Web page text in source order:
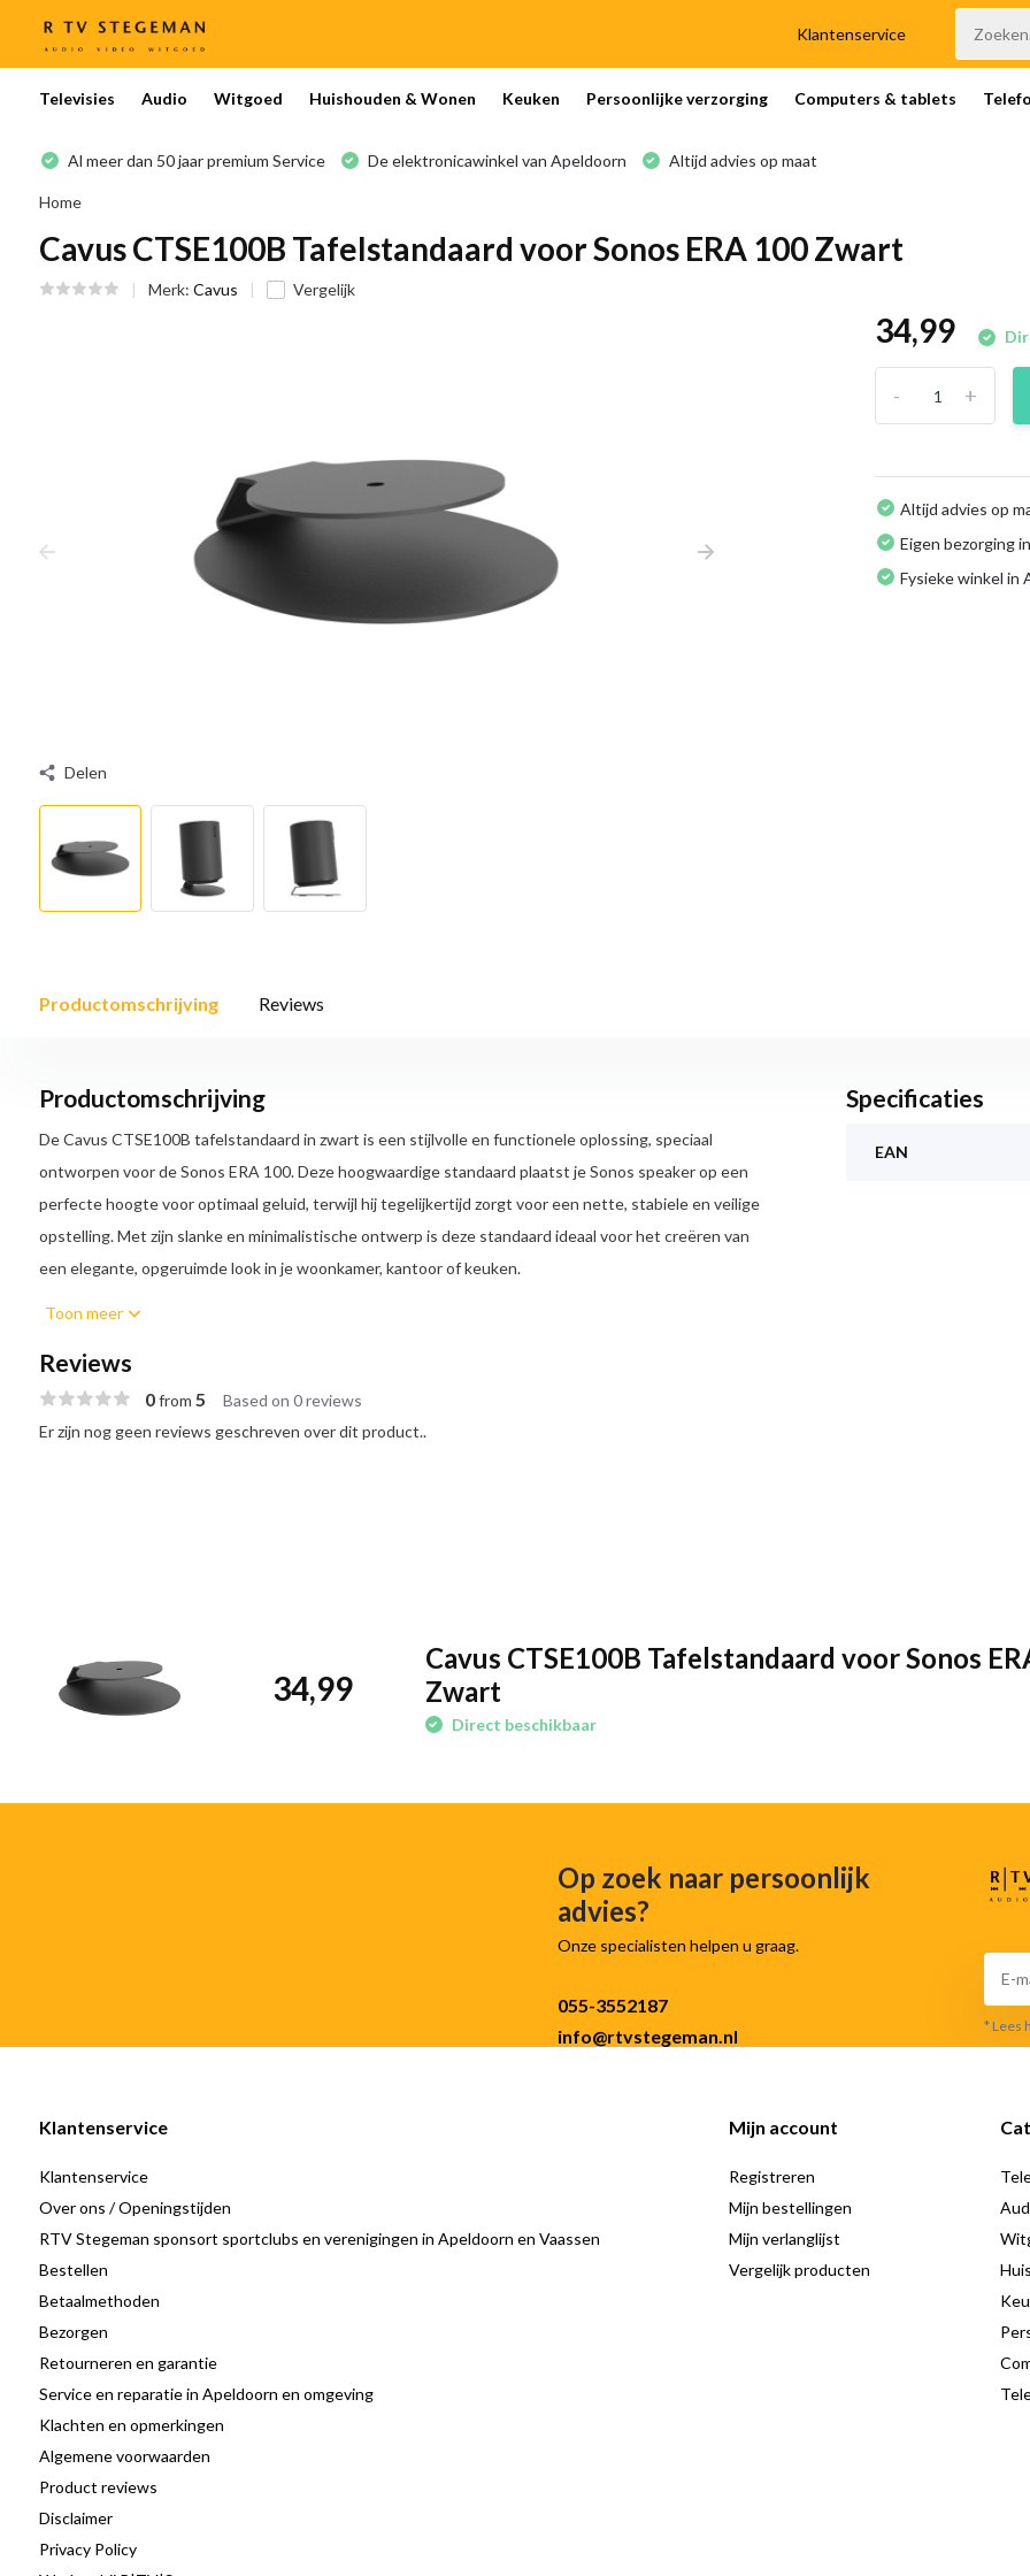
Klantenservice
Televisies Audio Witgoed Huishouden & Wonen Keuken Persoonlijke verzorging Computers & tablets
Al meer dan 50 jaar premium Service De elektronicawinkel van Apeldoorn Altijd advies op maat
Home
Cavus CTSE100B Tafelstandaard voor Sonos ERA 100 Zwart
Merk: Cavus Vergelijk
Delen
34,99
+
-
Altijd advies op
Eigen bezorging
Fysieke winkel in
Productomschrijving Reviews
Productomschrijving
De Cavus CTSE100B tafelstandaard in zwart is een stijlvolle en functionele oplossing, speciaal
ontworpen voor de Sonos ERA 100. Deze hoogwaardige standaard plaatst je Sonos speaker op een
perfecte hoogte voor optimaal geluid, terwijl hij tegelijkertijd zorgt voor een nette, stabiele en veilige
opstelling. Met zijn slanke en minimalistische ontwerp is deze standaard ideaal voor het creëren van
een elegante, opgeruimde look in je woonkamer, kantoor of keuken.
Perfecte pasvorm voor de Sonos ERA 100
De Cavus CTSE100B is speciaal ontworpen voor de Sonos ERA 100 en biedt een stabiele en veilige
compacte ontwerp zorgt voor minimale inname van ruimte op je tafel of kast.
Duurzaam en stabiel ontwerp
De Cavus CTSE100B tafelstandaard is gemaakt van hoogwaardige materialen, wat zorgt voor
duurzaamheid en stabiliteit. De stevige basis voorkomt dat de speaker omvalt of verschuift, zelfs als
uitstraling die perfect past bij het minimalistische design van de Sonos ERA 100.
De Cavus CTSE100B is eenvoudig te installeren en te gebruiken. Plaats je Sonos ERA 100 simpelweg
op de standaard, en je bent klaar om te genieten van een betere audiobeleving. De standaard is
ontworpen om perfect aan te sluiten op de speaker, zonder dat extra bevestigingsmaterialen nodig
Zwarte afwerking voor een strakke en moderne uitstraling.
Eenvoudig te installeren en gebruiksvriendelijk.
Met de Cavus CTSE100B tafelstandaard voor de Sonos ERA 100 in zwart haal je een stijlvolle en
praktische oplossing in huis die je luisterervaring verbetert en je speaker veilig op zijn plek houdt. Het
strakke ontwerp en de stevige constructie zorgen ervoor dat deze standaard niet alleen functioneel
is, maar ook een mooie toevoeging vormt aan je interieur.
Toon meer
Specificaties
EAN
Reviews
0from 5 Based on 0 reviews
Er zijn nog geen reviews geschreven over dit product..
34,99
Cavus CTSE100B Tafelstandaard voor Sonos
Zwart
Direct beschikbaar
Op zoek naar persoonlijk
advies?
Onze specialisten helpen u graag.
055-3552187
info@rtvstegeman.nl
* Lees
Klantenservice
Klantenservice
Over ons / Openingstijden
RTV Stegeman sponsort sportclubs en verenigingen in Apeldoorn en Vaassen
Bestellen
Betaalmethoden
Bezorgen
Retourneren en garantie
Service en reparatie in Apeldoorn en omgeving
Klachten en opmerkingen
Algemene voorwaarden
Product reviews
Disclaimer
Privacy Policy
Mijn account
Registreren
Mijn bestellingen
Mijn verlanglijst
Vergelijk producten